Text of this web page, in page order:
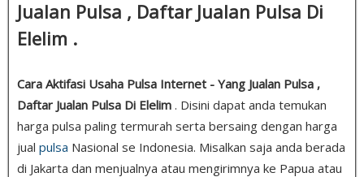
Jualan Pulsa , Daftar Jualan Pulsa Di
Elelim .
Cara Aktifasi Usaha Pulsa Internet - Yang Jualan Pulsa ,
Daftar Jualan Pulsa Di Elelim . Disini dapat anda temukan
harga pulsa paling termurah serta bersaing dengan harga
jual pulsa Nasional se Indonesia. Misalkan saja anda berada
di Jakarta dan menjualnya atau mengirimnya ke Papua atau